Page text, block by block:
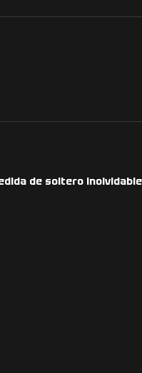
de soltero inolvidable